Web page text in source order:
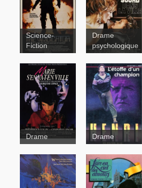
The
Vindicator
Science-
Fiction
Le
sourd dans
la ville
Drame
psychologique
Drame Drame